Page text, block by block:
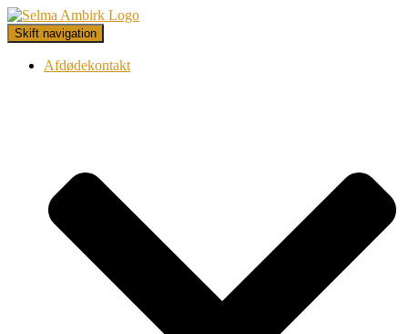
Skift navigation
Afdødekontakt